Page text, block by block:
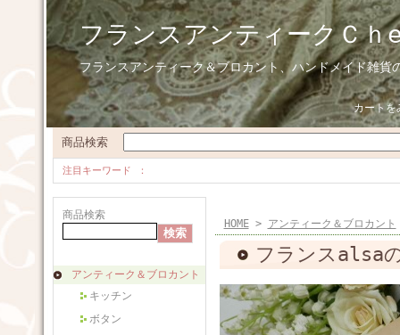
フランスアンティークＣｈ
フランスアンティーク＆ブロカント、ハンドメイド雑貨
カートを
商品検索
注目キーワード
商品検索
アンティーク＆ブロカント
キッチン
ボタン
HOME> アンティーク＆ブロカント
フランスalsa